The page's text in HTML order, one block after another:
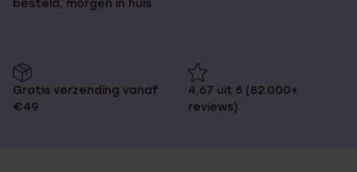
besteld, morgen in huis
Gratis verzending vanaf
€49
4,67 uit 5 (82.000+
reviews)